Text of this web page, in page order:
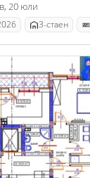
20 юли
3-стаен